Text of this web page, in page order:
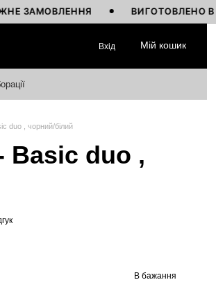
ВИГОТОВЛЕНО В
Вхід Мій кошик
duo , чорний/білий
Basic duo ,
В бажання